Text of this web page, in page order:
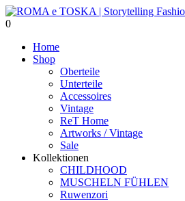
0
Home
Shop
Oberteile
Unterteile
Accessoires
Vintage
ReT Home
Artworks / Vintage
Sale
Kollektionen
CHILDHOOD
MUSCHELN FÜHLEN
Ruwenzori